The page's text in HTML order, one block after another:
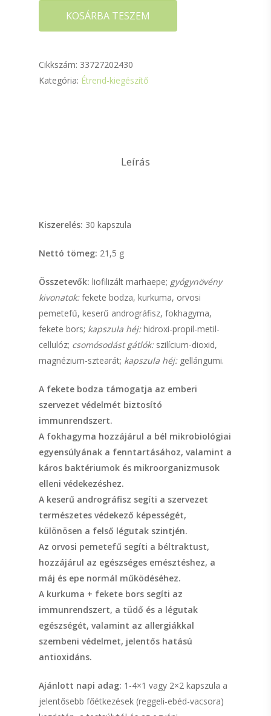
KOSÁRBA TESZEM
Cikkszám: 33727202430
Kategória: Étrend-kiegészítő
Leírás
Kiszerelés: 30 kapszula
Nettó tömeg: 21,5 g
Összetevők: liofilizált marhaepe; gyógynövény
kivonatok:fekete bodza, kurkuma, orvosi
pemetefű, keserű andrográfisz, fokhagyma,
fekete bors; kapszula héj:hidroxi-propil-metil-
cellulóz; csomósodást gátlók:szilícium-dioxid,
magnézium-sztearát; kapszula héj:gellángumi.
A fekete bodza támogatja az emberi
szervezet védelmét biztosító
immunrendszert.
A fokhagyma hozzájárul a bél mikrobiológiai
egyensúlyának a fenntartásához, valamint a
káros baktériumok és mikroorganizmusok
elleni védekezéshez.
A keserű andrográfisz segíti a szervezet
természetes védekező képességét,
különösen a felső légutak szintjén.
Az orvosi pemetefű segíti a béltraktust,
hozzájárul az egészséges emésztéshez, a
máj és epe normál működéséhez.
A kurkuma + fekete bors segíti az
immunrendszert, a tüdő és a légutak
egészségét, valamint az allergiákkal
szembeni védelmet, jelentős hatású
antioxidáns.
Ajánlott napi adag: 1-4×1 vagy 2×2 kapszula a
jelentősebb főétkezések (reggeli-ebéd-vacsora)